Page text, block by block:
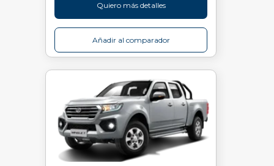
Quiero más detalles
Añadir al comparador